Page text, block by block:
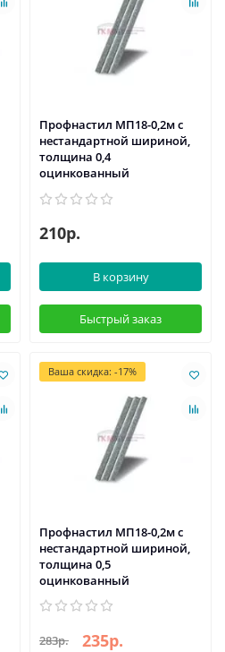
Профнастил МП18-0,2м с
нестандартной шириной,
толщина 0,4
оцинкованный
210р.
В корзину
Быстрый заказ
Ваша скидка: -17%
Профнастил МП18-0,2м с
нестандартной шириной,
толщина 0,5
оцинкованный
283р. 235р.